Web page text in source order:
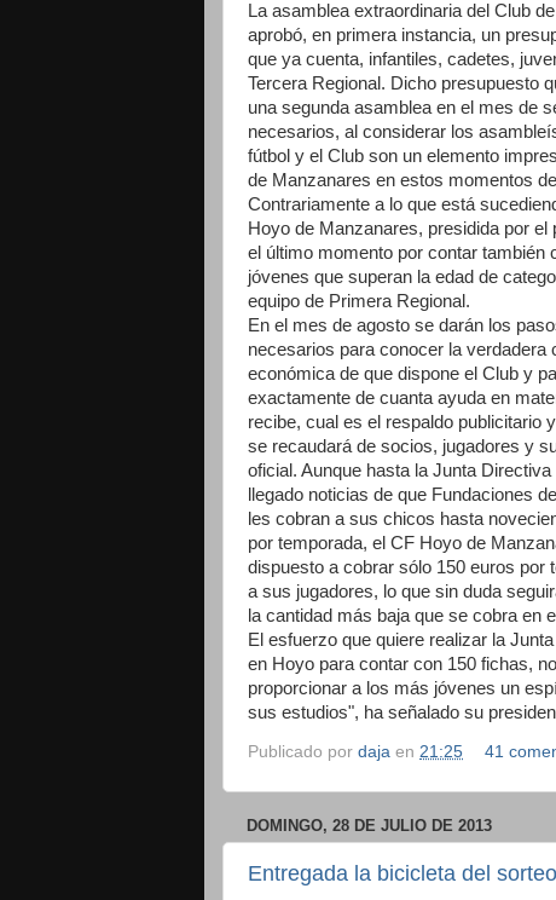
La asamblea extraordinaria del Club
aprobó, en primera instancia, un
que ya cuenta, infantiles, cadetes,
Tercera Regional. Dicho presupuesto
una segunda asamblea en el mes de
necesarios, al considerar los
fútbol y el Club son un elemento
de Manzanares en estos momentos
Contrariamente a lo que está
Hoyo de Manzanares, presidida por
el último momento por contar también
jóvenes que superan la edad de
equipo de Primera Regional.
En el mes de agosto se darán los
necesarios para conocer la verdadera
económica de que dispone el Club y
exactamente de cuanta ayuda en
recibe, cual es el respaldo publicitario
se recaudará de socios, jugadores y
oficial. Aunque hasta la Junta Directiva
llegado noticias de que Fundaciones
les cobran a sus chicos hasta
por temporada, el CF Hoyo de
dispuesto a cobrar sólo 150 euros por
a sus jugadores, lo que sin duda
la cantidad más baja que se cobra en
El esfuerzo que quiere realizar la
en Hoyo para contar con 150 fichas,
proporcionar a los más jóvenes un
sus estudios", ha señalado su
Publicado por daja en 21:25 41
DOMINGO, 28 DE JULIO DE 2013
Entregada la bicicleta del